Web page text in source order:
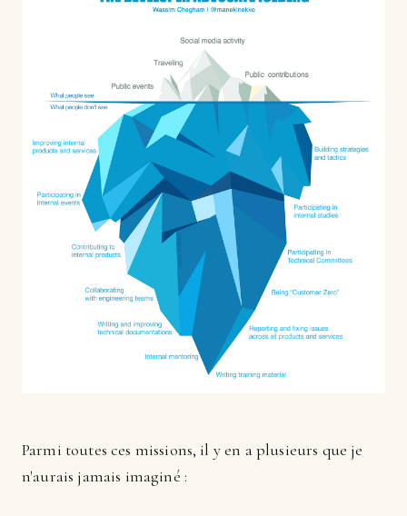
Parmi toutes ces missions, il y en a plusieurs que je
n'aurais jamais imaginé :